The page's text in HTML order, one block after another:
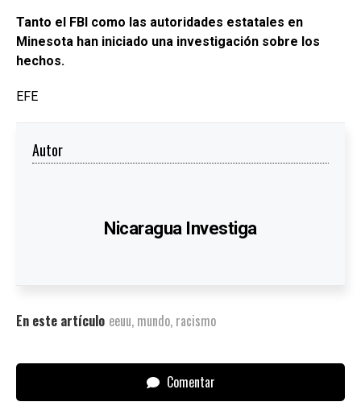
Tanto el FBI como las autoridades estatales en
Minesota han iniciado una investigación sobre los
hechos.
EFE
Autor
Nicaragua Investiga
En este artículo eeuu, mundo, racismo
Comentar